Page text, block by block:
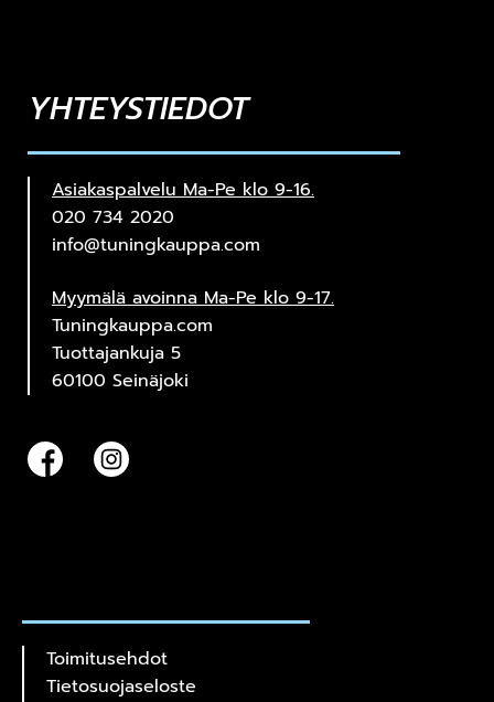
YHTEYSTIEDOT
Asiakaspalvelu Ma-Pe klo 9-16.
020 734 2020
info@tuningkauppa.com
Myymälä avoinna Ma-Pe klo 9-17.
Tuningkauppa.com
Tuottajankuja 5
60100 Seinäjoki
Toimitusehdot
Tietosuojaseloste